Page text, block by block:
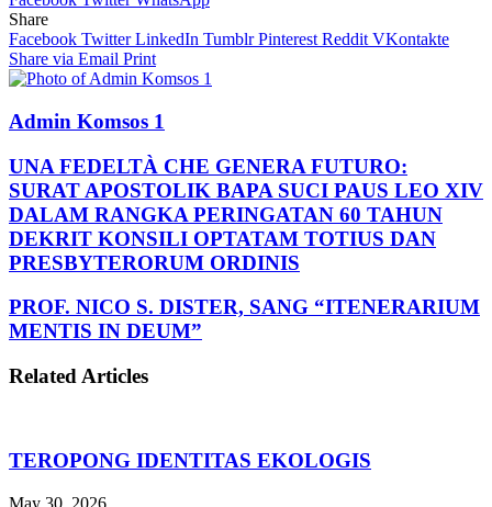
Share
Facebook Twitter LinkedIn Tumblr Pinterest Reddit VKontakte
Share via Email Print
Admin Komsos 1
UNA FEDELTÀ CHE GENERA FUTURO:
SURAT APOSTOLIK BAPA SUCI PAUS LEO XIV
DALAM RANGKA PERINGATAN 60 TAHUN
DEKRIT KONSILI OPTATAM TOTIUS DAN
PRESBYTERORUM ORDINIS
PROF. NICO S. DISTER, SANG “ITENERARIUM
MENTIS IN DEUM”
Related Articles
TEROPONG IDENTITAS EKOLOGIS